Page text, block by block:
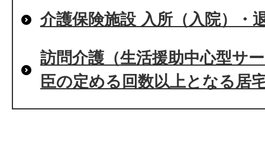
介護保険施設 入所（入院）・
訪問介護（生活援助中心型サ
臣の定める回数以上となる居